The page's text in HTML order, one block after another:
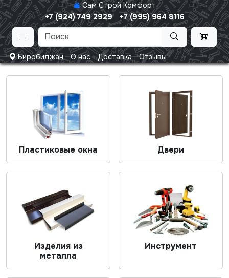
Сам Строй Комфорт
+7 (924) 749 2929
+7 (995) 964 8116
Биробиджан О нас Доставка Отзывы
Пластиковые окна Двери
Изделия из
металла
Инструмент